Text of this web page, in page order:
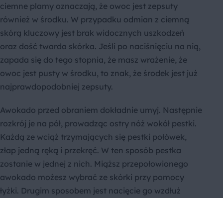
ciemne plamy oznaczają, że owoc jest zepsuty
również w środku. W przypadku odmian z ciemną
skórą kluczowy jest brak widocznych uszkodzeń
oraz dość twarda skórka. Jeśli po naciśnięciu na nią,
zapada się do tego stopnia, że masz wrażenie, że
owoc jest pusty w środku, to znak, że środek jest już
najprawdopodobniej zepsuty.
Awokado przed obraniem dokładnie umyj. Następnie
rozkrój je na pół, prowadząc ostry nóż wokół pestki.
Każdą ze wciąż trzymających się pestki połówek,
złap jedną ręką i przekręć. W ten sposób pestka
zostanie w jednej z nich. Miąższ przepołowionego
awokado możesz wybrać ze skórki przy pomocy
łyżki. Drugim sposobem jest nacięcie go wzdłuż